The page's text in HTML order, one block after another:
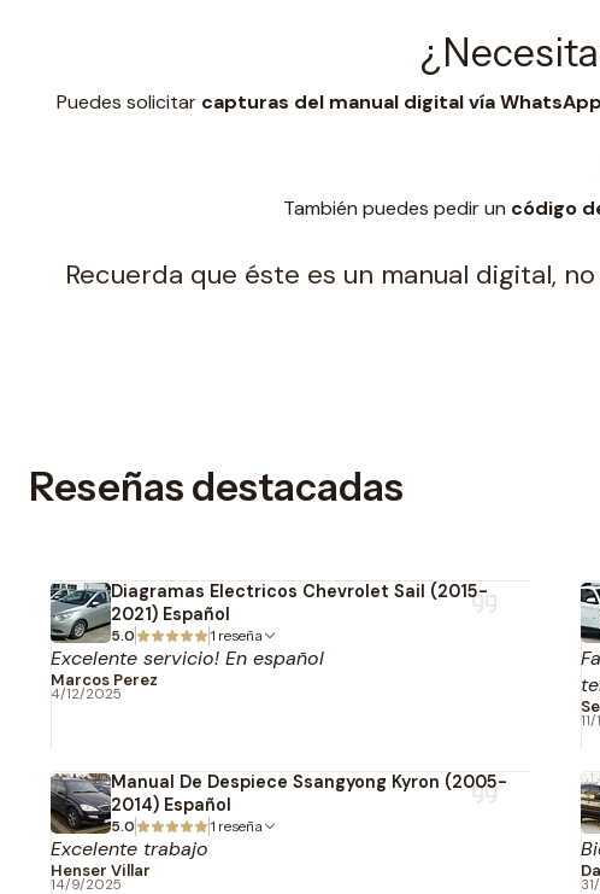
Puedes solicitar capturas del manual digital vía WhatsApp
También puedes pedir un código
Recuerda que éste es un manual digital,
Reseñas destacadas
Diagramas Electricos Chevrolet Sail (2015-
2021) Español
5.0 1 reseña
Excelente servicio! En español
Marcos Perez
4/12/2025
Manual De Despiece Ssangyong Kyron (2005-
2014) Español
5.0 1 reseña
Excelente trabajo
Henser Villar
14/9/2025